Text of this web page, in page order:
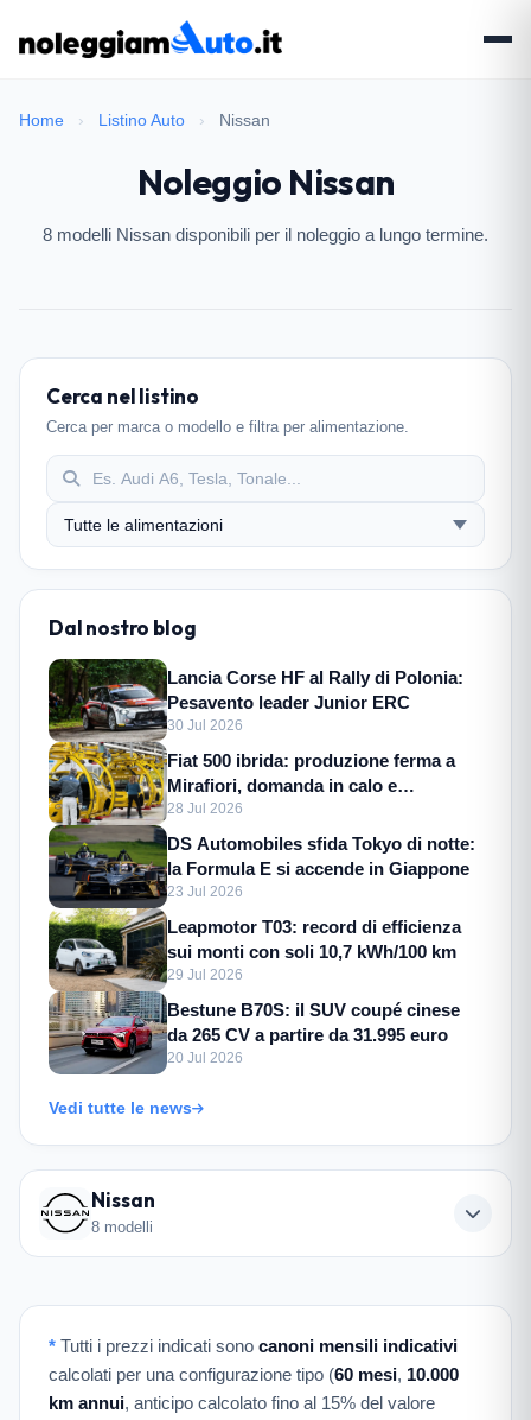
Home › Listino Auto › Nissan
Noleggio Nissan
8 modelli Nissan disponibili per il noleggio a lungo termine.
Nissan
8 modelli
Cerca nel listino
Cerca per marca o modello e filtra per alimentazione.
Dal nostro blog
Lancia Corse HF al Rally di Polonia:
Pesavento leader Junior ERC
30 Jul 2026
Fiat 500 ibrida: produzione ferma a
Mirafiori, domanda in calo e
incertezza
28 Jul 2026
DS Automobiles sfida Tokyo di notte:
la Formula E si accende in Giappone
23 Jul 2026
Leapmotor T03: record di efficienza
sui monti con soli 10,7 kWh/100 km
29 Jul 2026
Bestune B70S: il SUV coupé cinese
da 265 CV a partire da 31.995 euro
20 Jul 2026
Vedi tutte le news
* Tutti i prezzi indicati sono canoni mensili indicativi
calcolati per una configurazione tipo (60 mesi, 10.000
km annui, anticipo calcolato fino al 15% del valore